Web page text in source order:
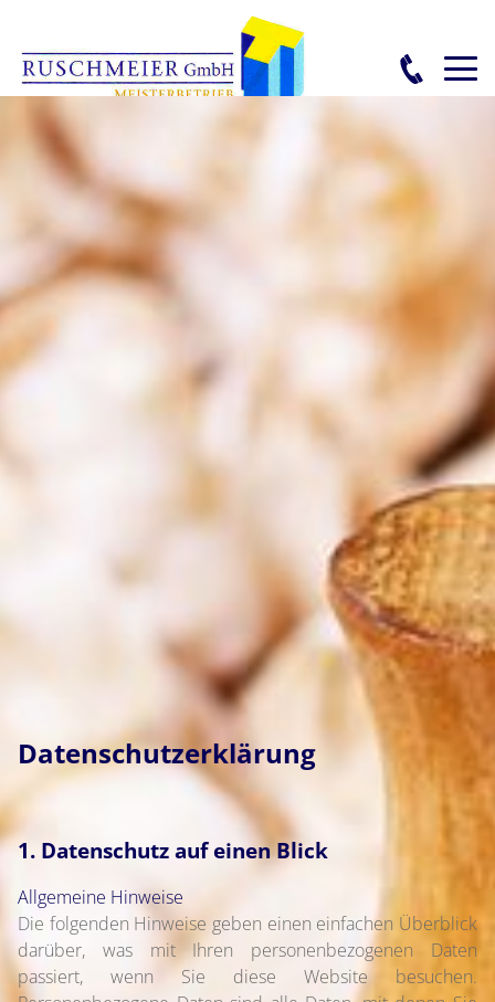
Datenschutzerklärung
1. Datenschutz auf einen Blick
Allgemeine Hinweise
Die folgenden Hinweise geben einen einfachen Überblick
darüber, was mit Ihren personenbezogenen Daten
passiert, wenn Sie diese Website besuchen.